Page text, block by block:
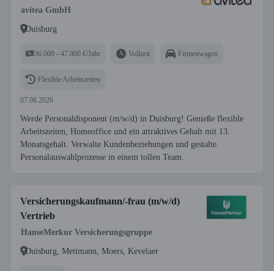
avitea GmbH
Duisburg
36.000 - 47.000 €/Jahr Vollzeit Firmenwagen
Flexible Arbeitszeiten
07.08.2026
Werde Personaldisponent (m/w/d) in Duisburg! Genieße flexible
Arbeitszeiten, Homeoffice und ein attraktives Gehalt mit 13.
Monatsgehalt. Verwalte Kundenbeziehungen und gestalte
Personalauswahlprozesse in einem tollen Team.
Versicherungskaufmann/-frau (m/w/d)
Vertrieb
HanseMerkur Versicherungsgruppe
Duisburg, Mettmann, Moers, Kevelaer